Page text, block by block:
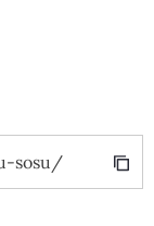
sosu/